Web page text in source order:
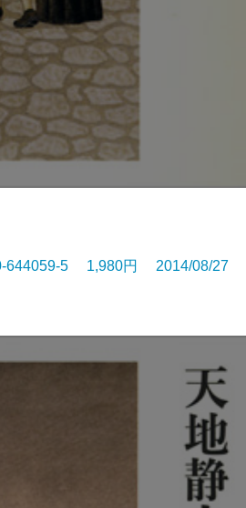
644059-5 1,980円 2014/08/27